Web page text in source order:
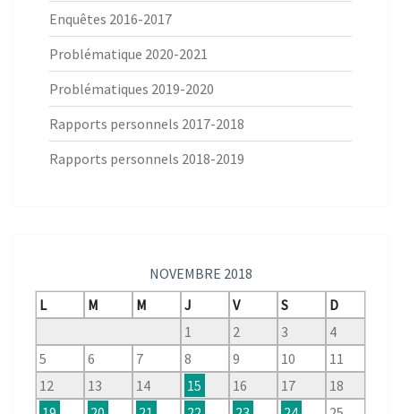
Enquêtes 2016-2017
Problématique 2020-2021
Problématiques 2019-2020
Rapports personnels 2017-2018
Rapports personnels 2018-2019
NOVEMBRE 2018
L
M M J V S
D
1
2 3
4
5
6 7 8 9 10
11
12
13 14 15 16 17
18